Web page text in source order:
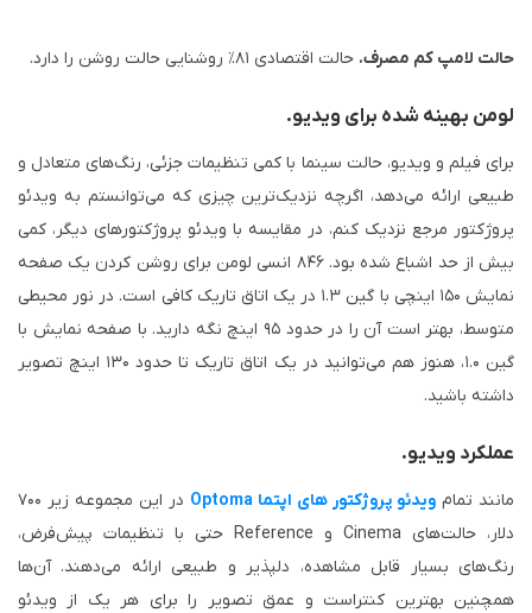
حالت لامپ کم مصرف. حالت اقتصادی ۸۱٪ روشنایی حالت روشن را دارد.
لومن بهینه شده برای ویدیو.
برای فیلم و ویدیو، حالت سینما با کمی تنظیمات جزئی، رنگ‌های متعادل و
طبیعی ارائه می‌دهد، اگرچه نزدیک‌ترین چیزی که می‌توانستم به ویدئو
پروژکتور مرجع نزدیک کنم، در مقایسه با ویدئو پروژکتورهای دیگر، کمی
بیش از حد اشباع شده بود. ۸۴۶ انسی لومن برای روشن کردن یک صفحه
نمایش ۱۵۰ اینچی با گین ۱.۳ در یک اتاق تاریک کافی است. در نور محیطی
متوسط، بهتر است آن را در حدود ۹۵ اینچ نگه دارید. با صفحه نمایش با
گین ۱.۰، هنوز هم می‌توانید در یک اتاق تاریک تا حدود ۱۳۰ اینچ تصویر
داشته باشید.
عملکرد ویدیو.
مانند تمام ویدئو پروژکتور های اپتما Optoma
در این مجموعه زیر ۷۰۰
دلار، حالت‌های Cinema و Reference حتی با تنظیمات پیش‌فرض،
رنگ‌های بسیار قابل مشاهده، دلپذیر و طبیعی ارائه می‌دهند. آن‌ها
همچنین بهترین کنتراست و عمق تصویر را برای هر یک از ویدئو